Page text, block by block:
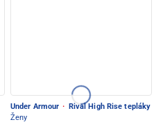
Under Armour ·
Rival High Rise tepláky
Ženy